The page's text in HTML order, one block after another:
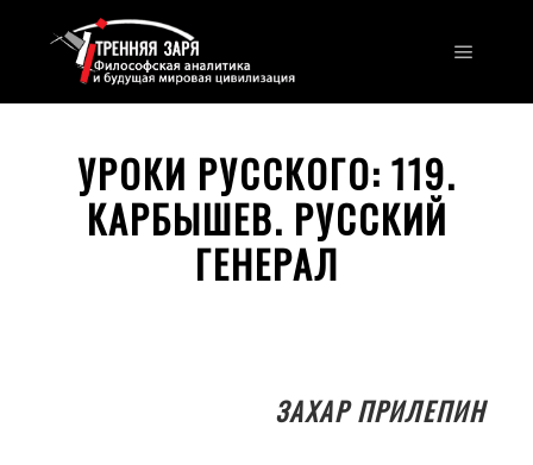
УРОКИ РУССКОГО: 119.
КАРБЫШЕВ. РУССКИЙ
ГЕНЕРАЛ
ЗАХАР ПРИЛЕПИН